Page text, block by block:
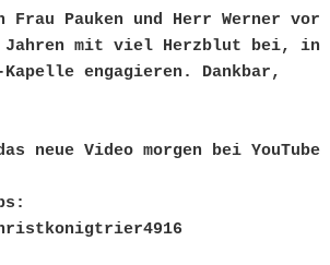
Pauken und Herr Werner vor
mit viel Herzblut bei, in
engagieren. Dankbar,
neue Video morgen bei YouTube